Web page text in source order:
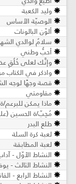
وليد الكعبة
الوصيّة الأساس
ألوّن البالونات
سلامٌ لوالدي
أحبُّ وطني
وإنَّك لعلى خُلُقٍ
واذكر في الكتاب
قصة وجهًا لوجه
مقاومتي
ماذا يمكن
مُحِبّ/ة الحسين
طلع البدر
لعبة كرة السلة
لعبة المطابقة
النشاط الأوّل -
النشاط الثالث -
النشاط الرابع -